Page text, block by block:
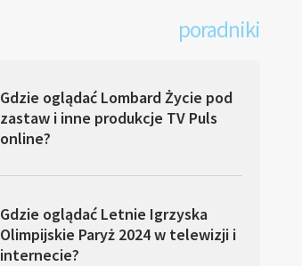
poradniki
Gdzie oglądać Lombard Życie pod
zastaw i inne produkcje TV Puls
online?
Gdzie oglądać Letnie Igrzyska
Olimpijskie Paryż 2024 w telewizji i
internecie?